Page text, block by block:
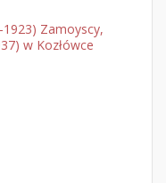
Zamoyscy,
w Kozłówce